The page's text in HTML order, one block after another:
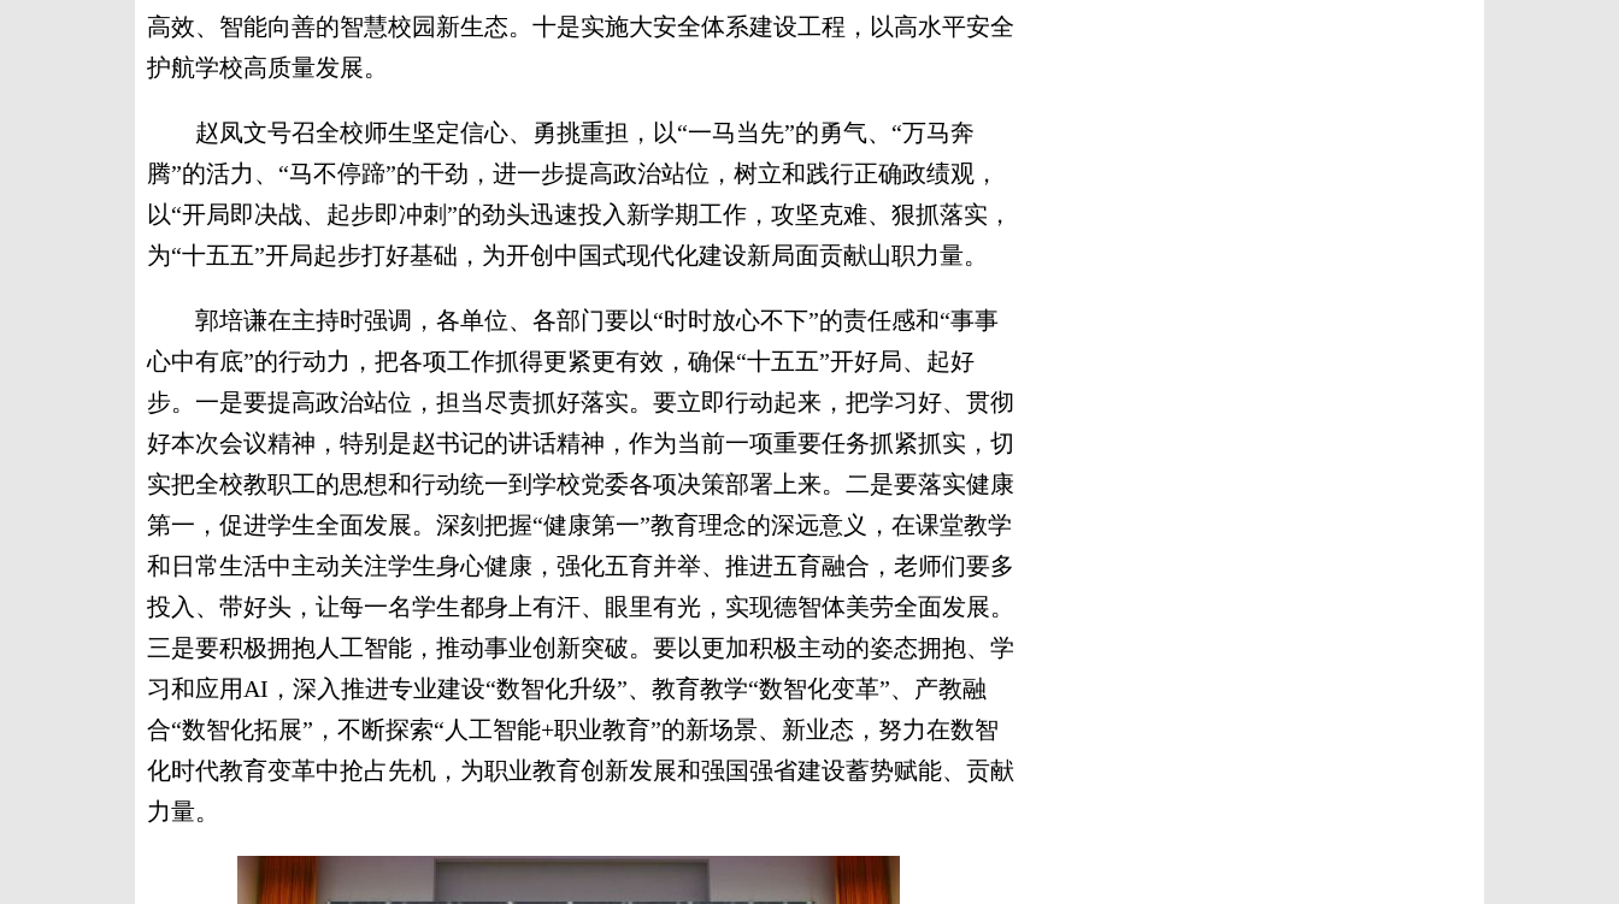
高效、智能向善的智慧校园新生态。十是实施大安全体系建设工程，以高水平安全
护航学校高质量发展。
赵凤文号召全校师生坚定信心、勇挑重担，以“一马当先”的勇气、“万马奔
腾”的活力、“马不停蹄”的干劲，进一步提高政治站位，树立和践行正确政绩观，
以“开局即决战、起步即冲刺”的劲头迅速投入新学期工作，攻坚克难、狠抓落实，
为“十五五”开局起步打好基础，为开创中国式现代化建设新局面贡献山职力量。
郭培谦在主持时强调，各单位、各部门要以“时时放心不下”的责任感和“事事
心中有底”的行动力，把各项工作抓得更紧更有效，确保“十五五”开好局、起好
步。一是要提高政治站位，担当尽责抓好落实。要立即行动起来，把学习好、贯彻
好本次会议精神，特别是赵书记的讲话精神，作为当前一项重要任务抓紧抓实，切
实把全校教职工的思想和行动统一到学校党委各项决策部署上来。二是要落实健康
第一，促进学生全面发展。深刻把握“健康第一”教育理念的深远意义，在课堂教学
和日常生活中主动关注学生身心健康，强化五育并举、推进五育融合，老师们要多
投入、带好头，让每一名学生都身上有汗、眼里有光，实现德智体美劳全面发展。
三是要积极拥抱人工智能，推动事业创新突破。要以更加积极主动的姿态拥抱、学
习和应用AI，深入推进专业建设“数智化升级”、教育教学“数智化变革”、产教融
合“数智化拓展”，不断探索“人工智能+职业教育”的新场景、新业态，努力在数智
化时代教育变革中抢占先机，为职业教育创新发展和强国强省建设蓄势赋能、贡献
力量。